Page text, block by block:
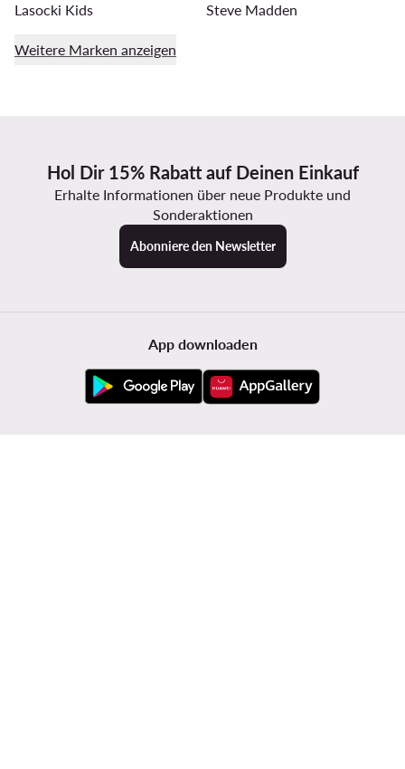
Lasocki Kids Steve Madden
Weitere Marken anzeigen
Hol Dir 15% Rabatt auf Deinen Einkauf
Erhalte Informationen über neue Produkte und
Sonderaktionen
Abonniere den Newsletter
App downloaden